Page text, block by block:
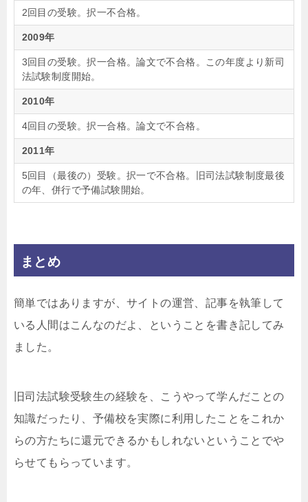
2回目の受験。択一不合格。
2009年
3回目の受験。択一合格。論文で不合格。この年度より新司
法試験制度開始。
2010年
4回目の受験。択一合格。論文で不合格。
2011年
5回目（最後の）受験。択一で不合格。旧司法試験制度最後
の年、併行で予備試験開始。
まとめ
簡単ではありますが、サイトの運営、記事を執筆して
いる人間はこんなのだよ、ということを書き記してみ
ました。
旧司法試験受験生の経験を、こうやって学んだことの
知識だったり、予備校を実際に利用したことをこれか
らの方たちに還元できるかもしれないということでや
らせてもらっています。